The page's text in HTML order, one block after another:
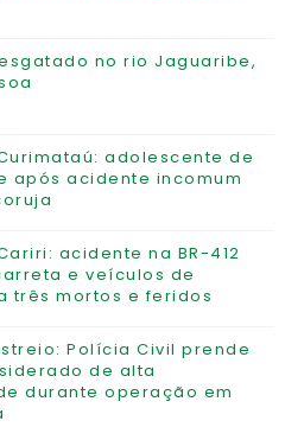
no rio Jaguaribe,
adolescente de
após acidente incomum
acidente na BR-412
e veículos de
três mortos e feridos
Polícia Civil prende
de alta
durante operação em